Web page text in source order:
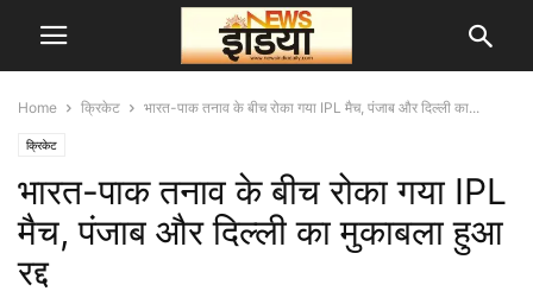
Home क्रिकेट भारत-पाक तनाव के बीच रोका गया IPL मैच, पंजाब और दिल्ली का...
क्रिकेट
भारत-पाक तनाव के बीच रोका गया IPL
मैच, पंजाब और दिल्ली का मुकाबला हुआ
रद्द